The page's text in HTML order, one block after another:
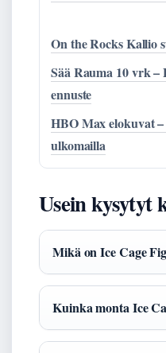
On the Rocks Kallio
Sää Rauma 10 vrk –
ennuste
HBO Max elokuvat
ulkomailla
Usein kysytyt
Mikä on Ice Cage
Kuinka monta Ice